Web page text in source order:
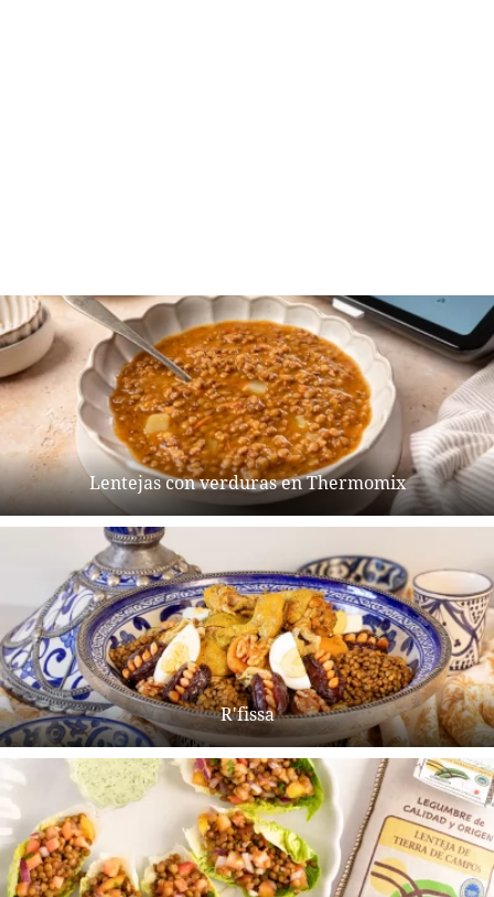
Lentejas con verduras en Thermomix
R'fissa